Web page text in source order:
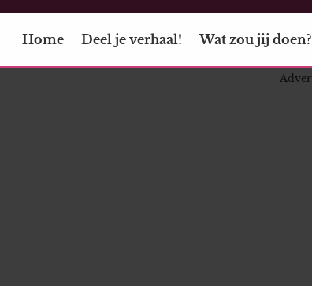
Home Deel je verhaal! Wat zou jij doen?